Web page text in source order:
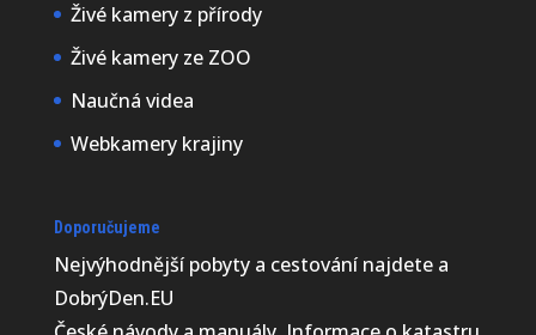
Živé kamery z přírody
Živé kamery ze ZOO
Naučná videa
Webkamery krajiny
Doporučujeme
Nejvýhodnější pobyty a cestování najdete a
DobrýDen.EU